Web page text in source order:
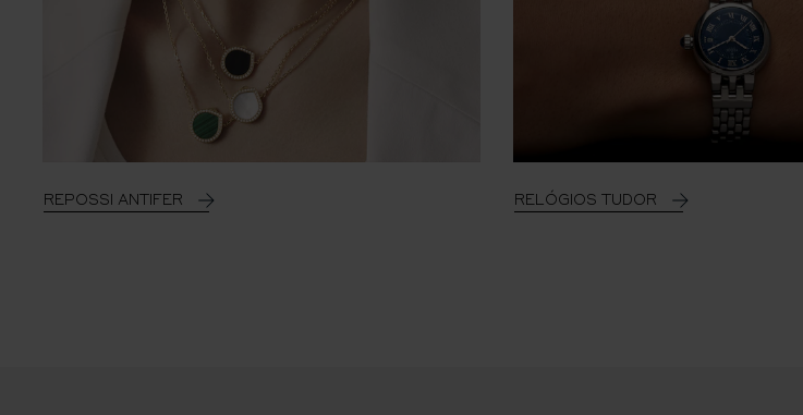
REPOSSI ANTIFER RELÓGIOS TUDOR